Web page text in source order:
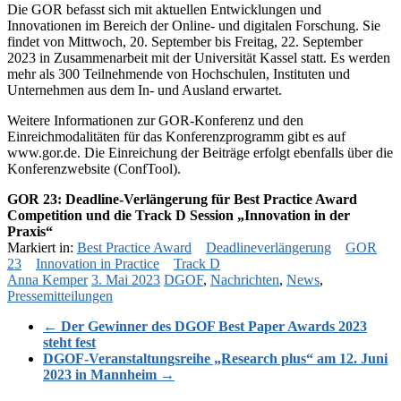
Die GOR befasst sich mit aktuellen Entwicklungen und
Innovationen im Bereich der Online- und digitalen Forschung. Sie
findet von Mittwoch, 20. September bis Freitag, 22. September
2023 in Zusammenarbeit mit der Universität Kassel statt. Es werden
mehr als 300 Teilnehmende von Hochschulen, Instituten und
Unternehmen aus dem In- und Ausland erwartet.
Weitere Informationen zur GOR-Konferenz und den
Einreichmodalitäten für das Konferenzprogramm gibt es auf
www.gor.de. Die Einreichung der Beiträge erfolgt ebenfalls über die
Konferenzwebsite (ConfTool).
GOR 23: Deadline-Verlängerung für Best Practice Award
Competition und die Track D Session „Innovation in der
Praxis“
Markiert in: Best Practice Award Deadlineverlängerung
GOR
23
Innovation in Practice
Track D
Anna Kemper 3. Mai 2023 DGOF, Nachrichten, News,
Pressemitteilungen
← Der Gewinner des DGOF Best Paper Awards 2023
steht fest
DGOF-Veranstaltungsreihe „Research plus“ am 12. Juni
2023 in Mannheim →